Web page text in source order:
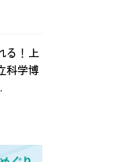
る！上
科学博